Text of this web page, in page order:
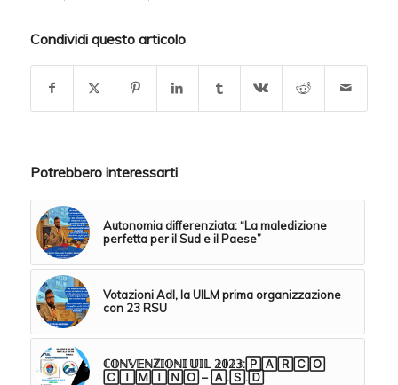
Condividi questo articolo
Potrebbero interessarti
Autonomia differenziata: “La maledizione
perfetta per il Sud e il Paese”
Votazioni AdI, la UILM prima organizzazione
con 23 RSU
ℂ𝕆ℕ𝕍𝔼ℕℤ𝕀𝕆ℕ𝕀 𝕌𝕀𝕃 𝟚𝟘𝟚𝟛:🄿🄰🅁🄲🄾
🄲🄸🄼🄸🄽🄾 – 🄰.🅂.🄳